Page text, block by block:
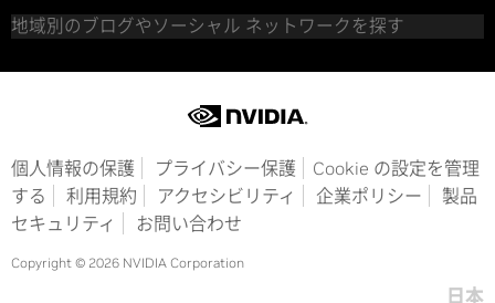
地域別のブログやソーシャル ネットワークを探す
個人情報の保護 プライバシー保護
Cookie の設定を管理
する
利用規約 アクセシビリティ 企業ポリシー
製品
セキュリティ
お問い合わせ
Copyright © 2026 NVIDIA Corporation
日本